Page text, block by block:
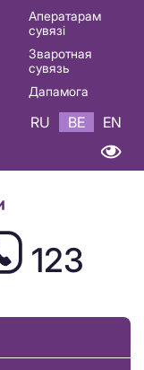
Аператарам
сувязі
Зваротная
сувязь
Дапамога
RU BE EN
123